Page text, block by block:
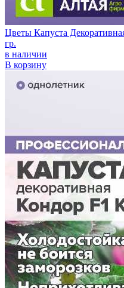
Цветы Капуста
гр.
в наличии
В корзину